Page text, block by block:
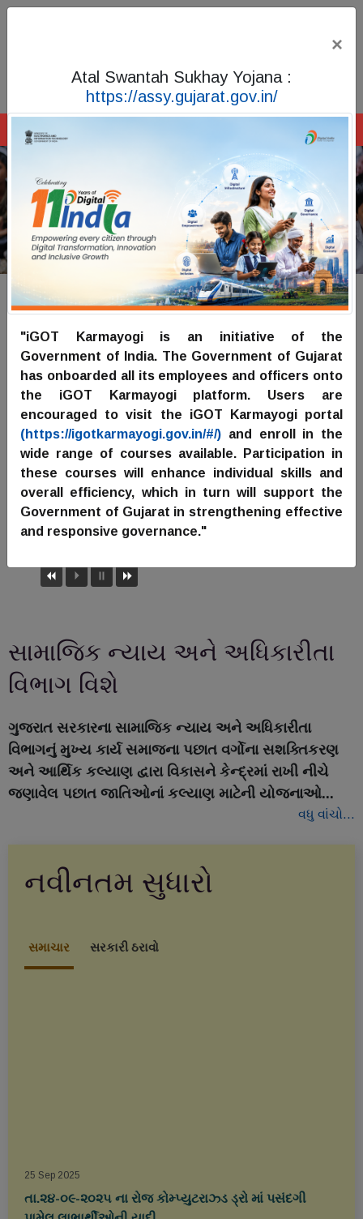
×
Atal Swantah Sukhay Yojana :
https://assy.gujarat.gov.in/
"iGOT Karmayogi is an initiative of the
Government of India. The Government of Gujarat
has onboarded all its employees and officers onto
the iGOT Karmayogi platform. Users are
encouraged to visit the iGOT Karmayogi portal
(https://igotkarmayogi.gov.in/#/) and enroll in the
wide range of courses available. Participation in
these courses will enhance individual skills and
overall efficiency, which in turn will support the
Government of Gujarat in strengthening effective
and responsive governance."
ગુજરાત સરકાર
Menu
સામાજિક ન્યાય અને અધિકારીતા
વિભાગ વિશે
ગુજરાત સરકારના સામાજિક ન્યાય અને અધિકારીતા
વિભાગનું મુખ્ય કાર્ય સમાજના પછાત વર્ગોના સશક્તિકરણ
અને આર્થિક કલ્યાણ દ્વારા વિકાસને કેન્દ્રમાં રાખી નીચે
જણાવેલ પછાત જાતિઓનાં કલ્યાણ માટેની યોજનાઓ...
વધુ વાંચો...
નવીનતમ સુધારો
સમાચાર સરકારી ઠરાવો
25 Sep 2025
તા.૨૪-૦૯-૨૦૨૫ ના રોજ કોમ્પ્યુટરાઝ્ડ ડ્રો માં પસંદગી
પામેલ લાભાર્થીઓની યાદી